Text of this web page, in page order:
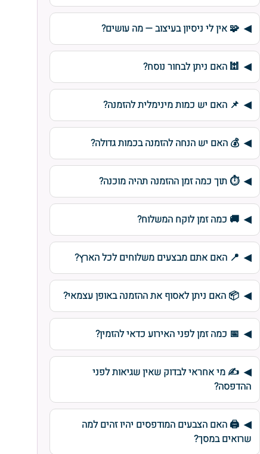
🧩 אין לי ניסיון בעיצוב — מה עושים?
🕍 האם ניתן לבחור נוסח?
📌 האם יש כמות מינימלית להזמנה?
💰 האם יש הנחה להזמנה בכמות גדולה?
⏱️ תוך כמה זמן ההזמנה תהיה מוכנה?
🚚 כמה זמן לוקח המשלוח?
📍 האם אתם מבצעים משלוחים לכל הארץ?
📦 האם ניתן לאסוף את ההזמנה באופן עצמאי?
📅 כמה זמן לפני האירוע כדאי להזמין?
✍️ מי אחראי לבדוק שאין שגיאות לפני
ההדפסה?
🖨️ האם הצבעים המודפסים יהיו זהים למה
שרואים במסך?